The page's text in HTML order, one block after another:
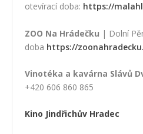
otevírací doba: https://
ZOO Na Hrádečku | Dolní
doba https://
Vinotéka a kavárna Slávů
+420 606 860 865
Kino Jindřichův Hradec